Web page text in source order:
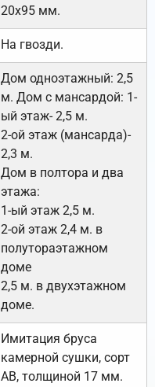
20х95 мм.
На гвозди.
Дом одноэтажный: 2,5
м. Дом с мансардой: 1-
ый этаж- 2,5 м.
2-ой этаж (мансарда)-
2,3 м.
Дом в полтора и два
этажа:
1-ый этаж 2,5 м.
2-ой этаж 2,4 м. в
полутораэтажном
доме
2,5 м. в двухэтажном
доме.
Имитация бруса
камерной сушки, сорт
АВ, толщиной 17 мм.